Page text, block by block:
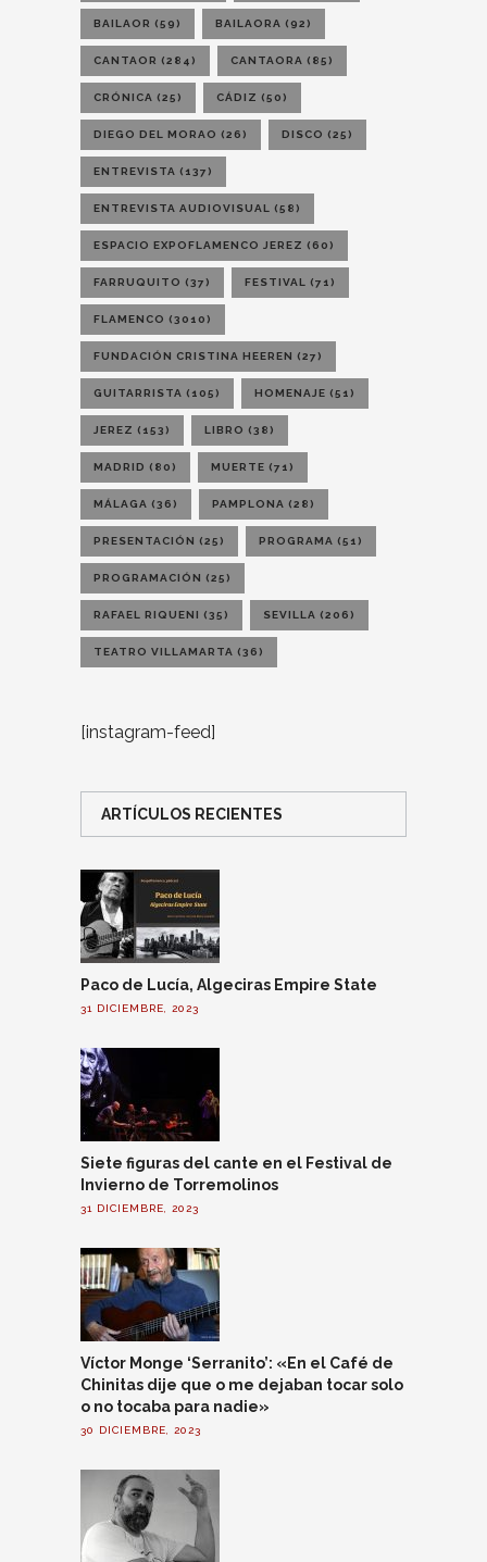
BAILAOR (59) BAILAORA (92)
CANTAOR (284) CANTAORA (85)
CRÓNICA (25) CÁDIZ (50)
DIEGO DEL MORAO (26) DISCO (25)
ENTREVISTA (137)
ENTREVISTA AUDIOVISUAL (58)
ESPACIO EXPOFLAMENCO JEREZ (60)
FARRUQUITO (37) FESTIVAL (71)
FLAMENCO (3010)
FUNDACIÓN CRISTINA HEEREN (27)
GUITARRISTA (105) HOMENAJE (51)
JEREZ (153) LIBRO (38)
MADRID (80) MUERTE (71)
MÁLAGA (36) PAMPLONA (28)
PRESENTACIÓN (25) PROGRAMA (51)
PROGRAMACIÓN (25)
RAFAEL RIQUENI (35) SEVILLA (206)
TEATRO VILLAMARTA (36)
[instagram-feed]
ARTÍCULOS RECIENTES
Paco de Lucía, Algeciras Empire State
31 DICIEMBRE, 2023
Siete figuras del cante en el Festival de
Invierno de Torremolinos
31 DICIEMBRE, 2023
Víctor Monge ‘Serranito’: «En el Café de
Chinitas dije que o me dejaban tocar solo
o no tocaba para nadie»
30 DICIEMBRE, 2023